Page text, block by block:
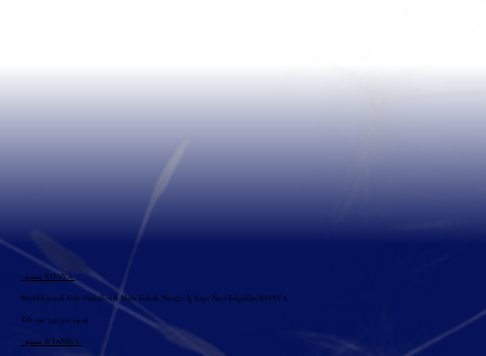
: مصنع KONYA
Büyükkayacık Osb Mahallesi 8 Nolu Sokak No:17/1 İç Kapı No:1 Selçuklu/KONYA
Tel: +90 332 502 29 29
: مصنع İSTANBUL